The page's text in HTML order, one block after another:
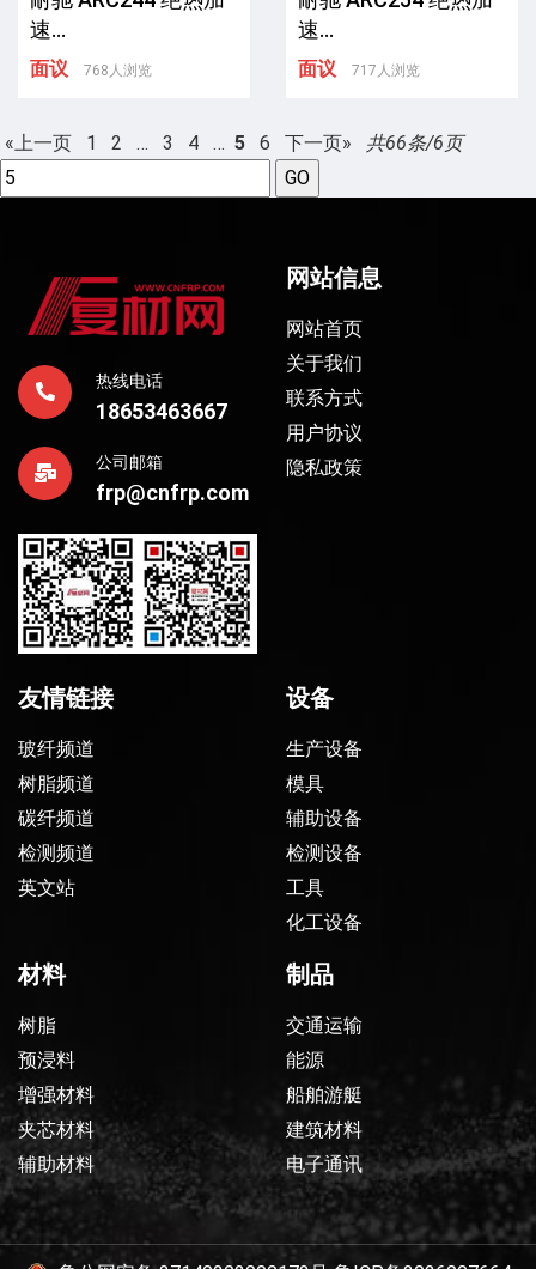
速...
面议 768人浏览
速...
面议 717人浏览
«上一页 1 2 … 3 4 … 5 6 下一页» 共66条/6页
热线电话
18653463667
公司邮箱
frp@cnfrp.com
网站信息
网站首页
关于我们
联系方式
用户协议
隐私政策
友情链接
玻纤频道
树脂频道
碳纤频道
检测频道
英文站
设备
生产设备
模具
辅助设备
检测设备
工具
化工设备
材料
树脂
预浸料
增强材料
夹芯材料
辅助材料
制品
交通运输
能源
船舶游艇
建筑材料
电子通讯